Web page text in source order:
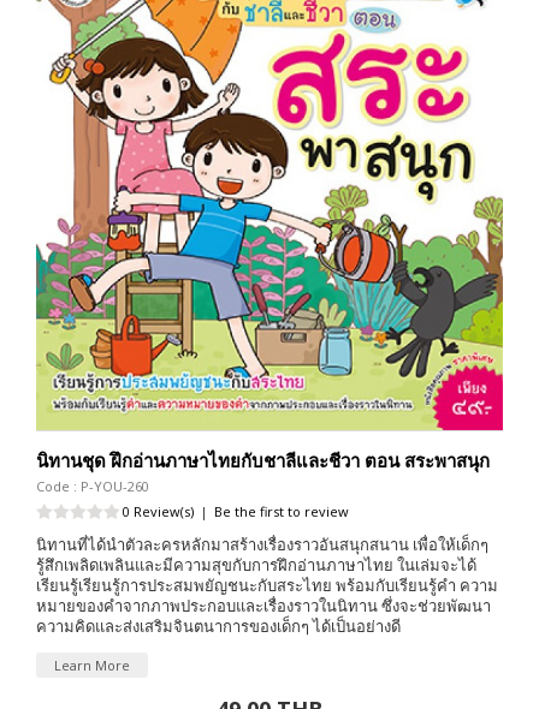
นิทานชุด ฝึกอ่านภาษาไทยกับชาลีและชีวา ตอน สระพาสนุก
Code : P-YOU-260
0 Review(s) | Be the first to review
นิทานที่ได้นำตัวละครหลักมาสร้างเรื่องราวอันสนุกสนาน เพื่อให้เด็กๆ
รู้สึกเพลิดเพลินและมีความสุขกับการฝึกอ่านภาษาไทย ในเล่มจะได้
เรียนรู้เรียนรู้การประสมพยัญชนะกับสระไทย พร้อมกับเรียนรู้คำ ความ
หมายของคำจากภาพประกอบและเรื่องราวในนิทาน ซึ่งจะช่วยพัฒนา
ความคิดและส่งเสริมจินตนาการของเด็กๆ ได้เป็นอย่างดี
Learn More